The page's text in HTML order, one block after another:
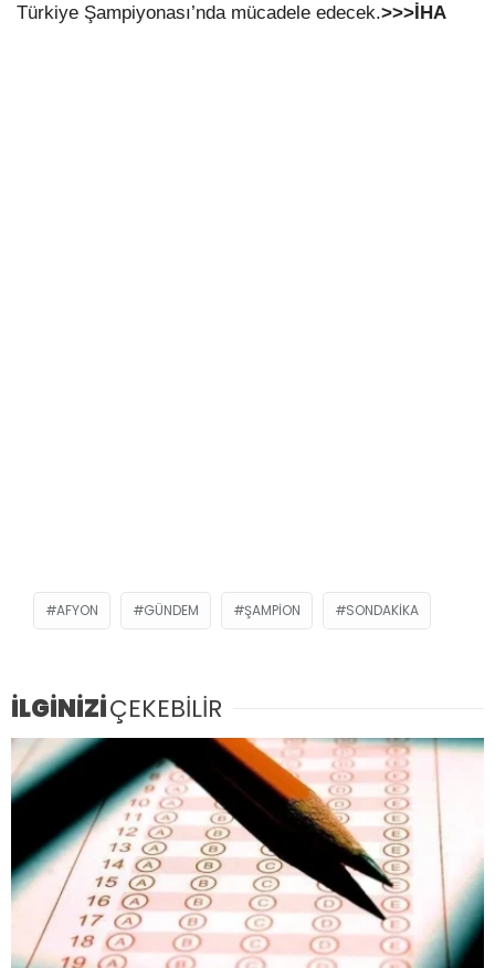
Türkiye Şampiyonası’nda mücadele edecek.>>>İHA
AFYON GÜNDEM ŞAMPİON SONDAKIKA
İLGİNİZİÇEKEBİLİR